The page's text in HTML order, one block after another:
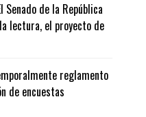
de la República
lectura, el proyecto de
reglamento
de encuestas